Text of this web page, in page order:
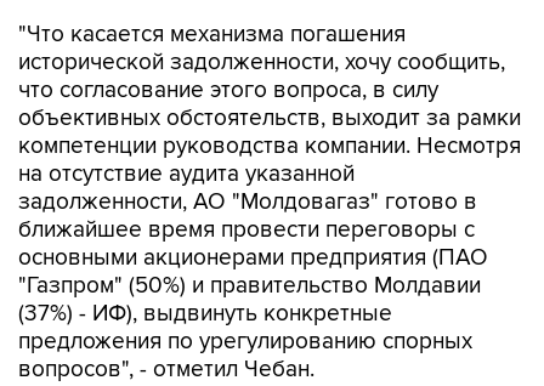
"Что касается механизма погашения
исторической задолженности, хочу сообщить,
что согласование этого вопроса, в силу
объективных обстоятельств, выходит за рамки
компетенции руководства компании. Несмотря
на отсутствие аудита указанной
задолженности, АО "Молдовагаз" готово в
ближайшее время провести переговоры с
основными акционерами предприятия (ПАО
"Газпром" (50%) и правительство Молдавии
(37%) - ИФ), выдвинуть конкретные
предложения по урегулированию спорных
вопросов", - отметил Чебан.